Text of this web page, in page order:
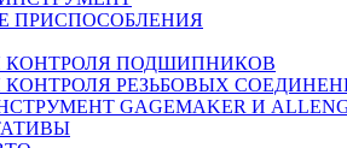
ПРИСПОСОБЛЕНИЯ
КОНТРОЛЯ ПОДШИПНИКОВ
КОНТРОЛЯ РЕЗЬБОВЫХ
GAGEMAKER И